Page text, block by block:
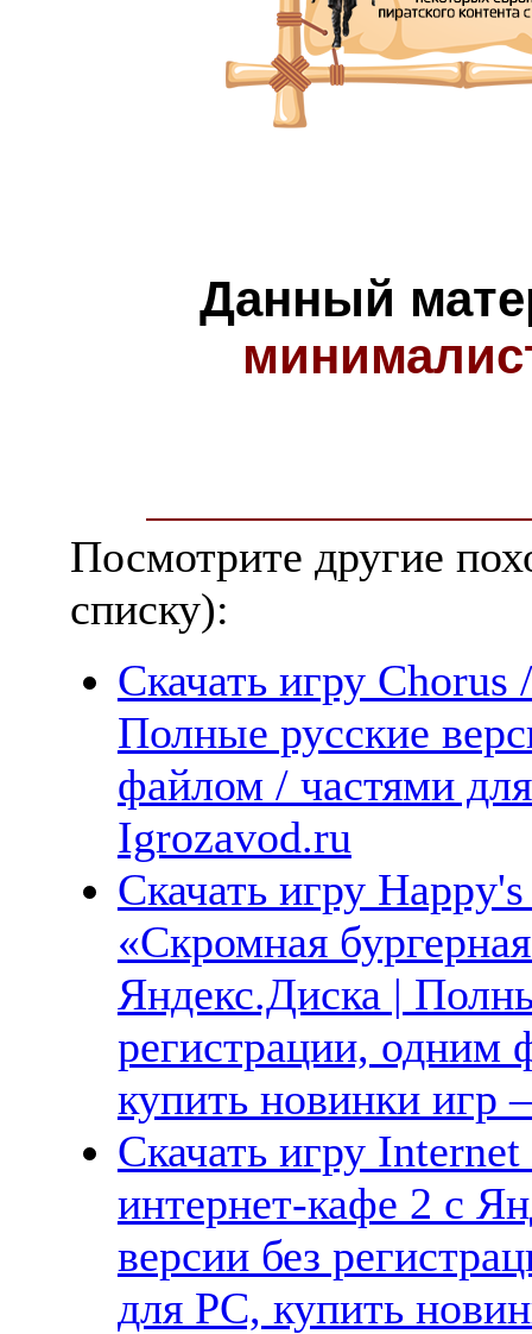
Данный
Посмотрите другие
списку):
Скачать игру
Полные русские
файлом / частями
Igrozavod.ru
Скачать игру
«Скромная
Яндекс.Диска |
регистрации, одним
купить новинки
Скачать игру
интернет-кафе 2 с
версии без
для PC, купить